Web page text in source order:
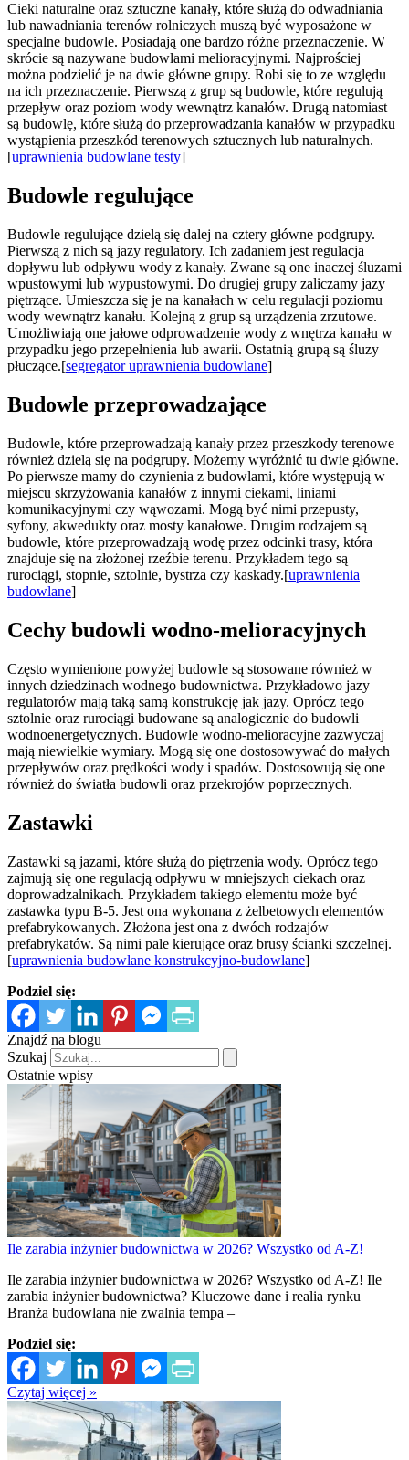
Cieki naturalne oraz sztuczne kanały, które służą do odwadniania
lub nawadniania terenów rolniczych muszą być wyposażone w
specjalne budowle. Posiadają one bardzo różne przeznaczenie. W
skrócie są nazywane budowlami melioracyjnymi. Najprościej
można podzielić je na dwie główne grupy. Robi się to ze względu
na ich przeznaczenie. Pierwszą z grup są budowle, które regulują
przepływ oraz poziom wody wewnątrz kanałów. Drugą natomiast
są budowlę, które służą do przeprowadzania kanałów w przypadku
wystąpienia przeszkód terenowych sztucznych lub naturalnych.
[uprawnienia budowlane testy]
Budowle regulujące
Budowle regulujące dzielą się dalej na cztery główne podgrupy.
Pierwszą z nich są jazy regulatory. Ich zadaniem jest regulacja
dopływu lub odpływu wody z kanały. Zwane są one inaczej śluzami
wpustowymi lub wypustowymi. Do drugiej grupy zaliczamy jazy
piętrzące. Umieszcza się je na kanałach w celu regulacji poziomu
wody wewnątrz kanału. Kolejną z grup są urządzenia zrzutowe.
Umożliwiają one jałowe odprowadzenie wody z wnętrza kanału w
przypadku jego przepełnienia lub awarii. Ostatnią grupą są śluzy
płuczące.[segregator uprawnienia budowlane]
Budowle przeprowadzające
Budowle, które przeprowadzają kanały przez przeszkody terenowe
również dzielą się na podgrupy. Możemy wyróżnić tu dwie główne.
Po pierwsze mamy do czynienia z budowlami, które występują w
miejscu skrzyżowania kanałów z innymi ciekami, liniami
komunikacyjnymi czy wąwozami. Mogą być nimi przepusty,
syfony, akwedukty oraz mosty kanałowe. Drugim rodzajem są
budowle, które przeprowadzają wodę przez odcinki trasy, która
znajduje się na złożonej rzeźbie terenu. Przykładem tego są
rurociągi, stopnie, sztolnie, bystrza czy kaskady.[uprawnienia
budowlane]
Cechy budowli wodno-melioracyjnych
Często wymienione powyżej budowle są stosowane również w
innych dziedzinach wodnego budownictwa. Przykładowo jazy
regulatorów mają taką samą konstrukcję jak jazy. Oprócz tego
sztolnie oraz rurociągi budowane są analogicznie do budowli
wodnoenergetycznych. Budowle wodno-melioracyjne zazwyczaj
mają niewielkie wymiary. Mogą się one dostosowywać do małych
przepływów oraz prędkości wody i spadów. Dostosowują się one
również do światła budowli oraz przekrojów poprzecznych.
Zastawki
Zastawki są jazami, które służą do piętrzenia wody. Oprócz tego
zajmują się one regulacją odpływu w mniejszych ciekach oraz
doprowadzalnikach. Przykładem takiego elementu może być
zastawka typu B-5. Jest ona wykonana z żelbetowych elementów
prefabrykowanych. Złożona jest ona z dwóch rodzajów
prefabrykatów. Są nimi pale kierujące oraz brusy ścianki szczelnej.
[uprawnienia budowlane konstrukcyjno-budowlane]
Podziel się:
Znajdź na blogu
Szukaj
Ostatnie wpisy
Ile zarabia inżynier budownictwa w 2026? Wszystko od A-Z!
Ile zarabia inżynier budownictwa w 2026? Wszystko od A-Z! Ile
zarabia inżynier budownictwa? Kluczowe dane i realia rynku
Branża budowlana nie zwalnia tempa –
Podziel się:
Czytaj więcej »